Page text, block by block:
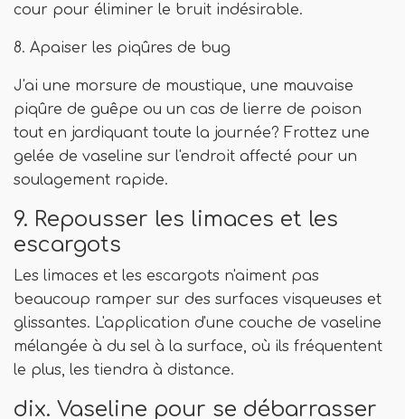
cour pour éliminer le bruit indésirable.
8. Apaiser les piqûres de bug
J'ai une morsure de moustique, une mauvaise
piqûre de guêpe ou un cas de lierre de poison
tout en jardiquant toute la journée? Frottez une
gelée de vaseline sur l'endroit affecté pour un
soulagement rapide.
9. Repousser les limaces et les
escargots
Les limaces et les escargots n'aiment pas
beaucoup ramper sur des surfaces visqueuses et
glissantes. L'application d'une couche de vaseline
mélangée à du sel à la surface, où ils fréquentent
le plus, les tiendra à distance.
dix. Vaseline pour se débarrasser